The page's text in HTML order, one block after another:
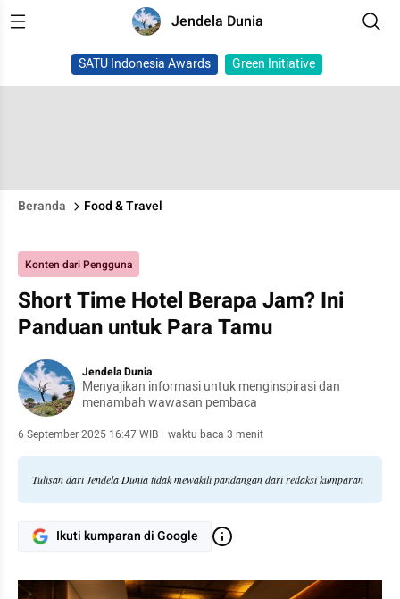
Jendela Dunia
SATU Indonesia Awards Green Initiative
Beranda Food & Travel
Konten dari Pengguna
Short Time Hotel Berapa Jam? Ini
Panduan untuk Para Tamu
Jendela Dunia
Menyajikan informasi untuk menginspirasi dan
menambah wawasan pembaca
6 September 2025 16:47 WIB · waktu baca 3 menit
Tulisan dari Jendela Dunia tidak mewakili pandangan dari redaksi kumparan
Ikuti kumparan di Google